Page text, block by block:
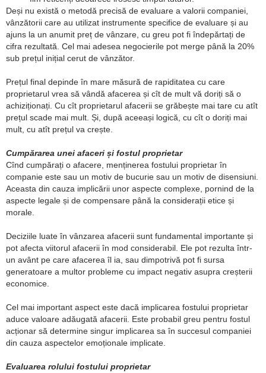
Deși nu există o metodă precisă de evaluare a valorii companiei,
vânzătorii care au utilizat instrumente specifice de evaluare și au
ajuns la un anumit preț de vânzare, cu greu pot fi îndepărtați de
cifra rezultată. Cel mai adesea negocierile pot merge până la 20%
sub prețul inițial cerut de vânzător.
Prețul final depinde în mare măsură de rapiditatea cu care
proprietarul vrea să vândă afacerea și cît de mult vă doriți să o
achiziționați. Cu cît proprietarul afacerii se grăbește mai tare cu atît
prețul scade mai mult. Și, după aceeași logică, cu cît o doriți mai
mult, cu atît prețul va crește.
Cumpărarea unei afaceri și fostul proprietar
Cînd cumpărați o afacere, menținerea fostului proprietar în
companie este sau un motiv de bucurie sau un motiv de disensiuni.
Aceasta din cauza implicării unor aspecte complexe, pornind de la
aspecte legale și de compensare până la considerații etice și
morale.
Deciziile luate în vânzarea afacerii sunt fundamental importante și
pot afecta viitorul afacerii în mod considerabil. Ele pot rezulta într-
un avânt pe care afacerea îl ia, sau dimpotrivă pot fi sursa
generatoare a multor probleme cu impact negativ asupra creșterii
economice.
Cel mai important aspect este dacă implicarea fostului proprietar
aduce valoare adăugată afacerii. Este probabil greu pentru fostul
acționar să determine singur implicarea sa în succesul companiei
din cauza aspectelor emoționale implicate.
Evaluarea rolului fostului proprietar